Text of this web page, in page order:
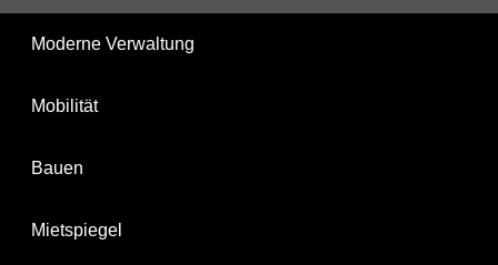
Moderne Verwaltung
Mobilität
Bauen
Mietspiegel